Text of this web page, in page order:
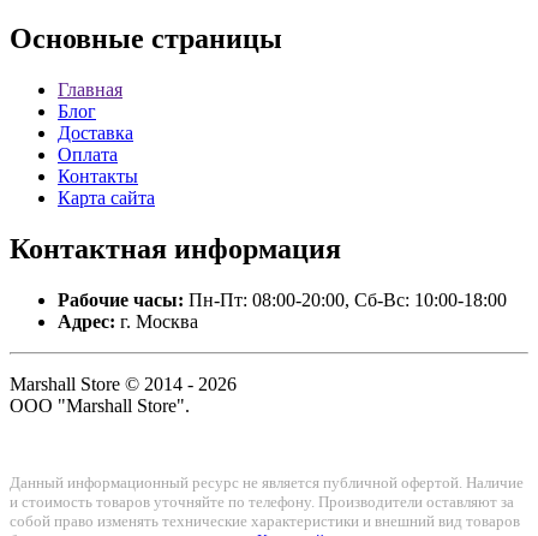
Основные страницы
Главная
Блог
Доставка
Оплата
Контакты
Карта сайта
Контактная информация
Рабочие часы: Пн-Пт: 08:00-20:00, Сб-Вс: 10:00-18:00
Адрес: г. Москва
Marshall Store © 2014 - 2026
ООО "Marshall Store".
Данный информационный ресурс не является публичной офертой. Наличие
и стоимость товаров уточняйте по телефону. Производители оставляют за
собой право изменять технические характеристики и внешний вид товаров